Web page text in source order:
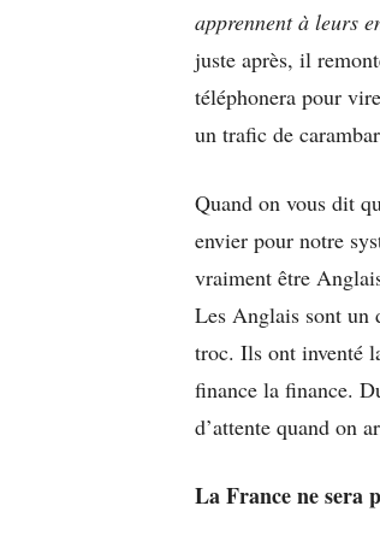
apprennent à leurs
juste après, il
téléphonera pour
un trafic de
Quand on vous dit
envier pour notre
vraiment être
Les Anglais sont un
troc. Ils ont inventé
finance la finance.
d’attente quand on
La France ne sera